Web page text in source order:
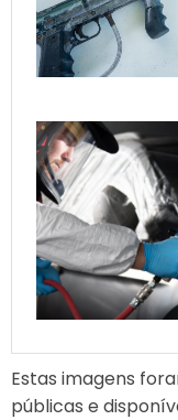
Estas imagens
públicas e